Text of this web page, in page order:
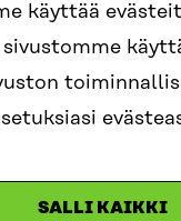
käyttää
SALLI KAIKKI
to Sitra?